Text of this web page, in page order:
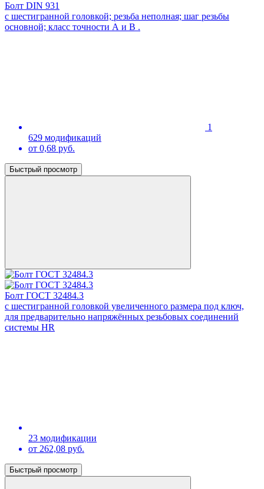
Болт DIN 931
с шестигранной головкой; резьба неполная; шаг резьбы
основной; класс точности А и В .
1
629 модификаций
от 0,68 руб.
Быстрый просмотр
Болт ГОСТ 32484.3
с шестигранной головкой увеличенного размера под ключ,
для предварительно напряжённых резьбовых соединений
системы HR
23 модификации
от 262,08 руб.
Быстрый просмотр